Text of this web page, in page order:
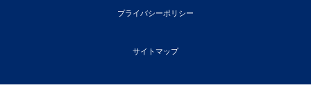
プライバシーポリシー
サイトマップ